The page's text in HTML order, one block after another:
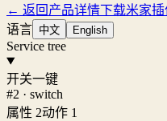
← 返回产品详情下载米家插
语言 中文 English
Service tree
开关一键
#2 · switch
属性 2动作 1